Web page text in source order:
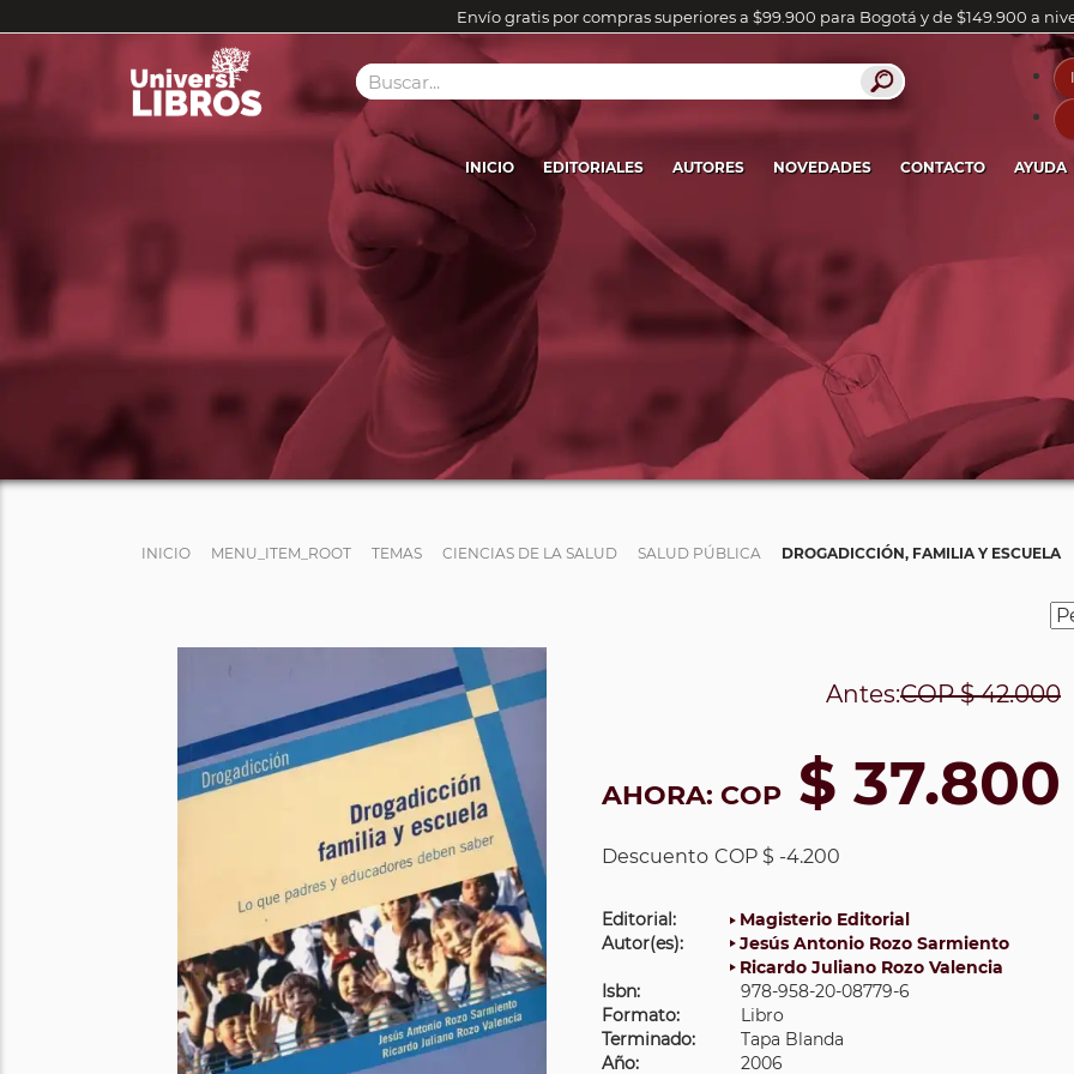
Envío gratis por compras superiores a $99.900 para Bogotá y de $149.900 a
INICIO EDITORIALES AUTORES NOVEDADES CONTACTO AYUDA
INICIO MENU_ITEM_ROOT TEMAS CIENCIAS DE LA SALUD SALUD PÚBLICA DROGADICCIÓN, FAMILIA Y ESCUELA
Antes:COP$ 42.000
AHORA: COP $ 37.800
Descuento COP $ -4.200
Editorial:
Magisterio Editorial
Autor(es):
Jesús Antonio Rozo Sarmiento
Ricardo Juliano Rozo Valencia
Isbn:
978-958-20-08779-6
Formato:
Libro
Terminado:
Tapa Blanda
Año:
2006